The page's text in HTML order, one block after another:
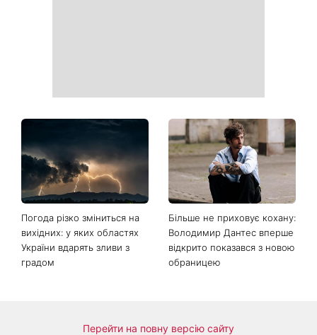
Погода різко зміниться на
вихідних: у яких областях
України вдарять зливи з
градом
Більше не приховує кохану:
Володимир Дантес вперше
відкрито показався з новою
обраницею
Перейти на повну версію сайту